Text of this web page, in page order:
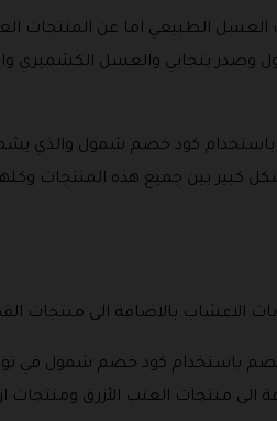
الطبيعي اما عن المنتجات
كود خصم شمول والذي
كبير بين جميع هذه المنتجات
بالاضافة الى منتجات
خصم باستخدام كود خصم شمول في
الى منتجات العنب الأزرق ومنتجات